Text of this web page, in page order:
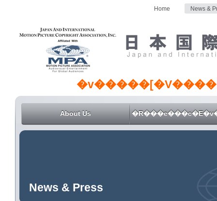
About Us
News & Press
Home News &